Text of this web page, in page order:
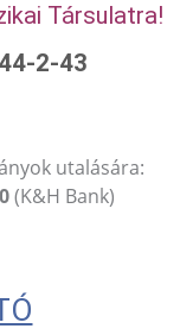
Társulatra!
2-43
utalására:
(K&H Bank)